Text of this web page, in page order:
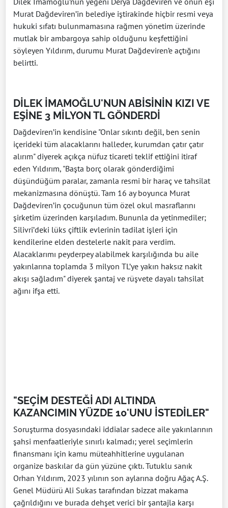
Murat Dağdeviren’in belediye iştirakinde hiçbir resmi veya
hukuki sıfatı bulunmamasına rağmen yönetim üzerinde
mutlak bir ambargoya sahip olduğunu keşfettiğini
söyleyen Yıldırım, durumu Murat Dağdeviren’e açtığını
belirtti.
DİLEK İMAMOĞLU'NUN ABİSİNİN KIZI VE
EŞİNE 3 MİLYON TL GÖNDERDİ
Dağdeviren’in kendisine "Onlar sıkıntı değil, ben senin
içerideki tüm alacaklarını halleder, kurumdan çatır çatır
alırım" diyerek açıkça nüfuz ticareti teklif ettiğini itiraf
eden Yıldırım, "Başta borç olarak gönderdiğimi
düşündüğüm paralar, zamanla resmi bir haraç ve tahsilat
mekanizmasına dönüştü. Tam 16 ay boyunca Murat
Dağdeviren’in çocuğunun tüm özel okul masraflarını
şirketim üzerinden karşıladım. Bununla da yetinmediler;
Silivri’deki lüks çiftlik evlerinin tadilat işleri için
kendilerine elden destelerle nakit para verdim.
Alacaklarımı peyderpey alabilmek karşılığında bu aile
yakınlarına toplamda 3 milyon TL’ye yakın haksız nakit
akışı sağladım" diyerek şantaj ve rüşvete dayalı tahsilat
ağını ifşa etti.
"SEÇİM DESTEĞİ ADI ALTINDA
KAZANCIMIN YÜZDE 10'UNU İSTEDİLER"
Soruşturma dosyasındaki iddialar sadece aile yakınlarının
şahsi menfaatleriyle sınırlı kalmadı; yerel seçimlerin
finansmanı için kamu müteahhitlerine uygulanan
organize baskılar da gün yüzüne çıktı. Tutuklu sanık
Orhan Yıldırım, 2023 yılının son aylarına doğru Ağaç A.Ş.
Genel Müdürü Ali Sukas tarafından bizzat makama
çağrıldığını ve burada dehşet verici bir şantajla karşı